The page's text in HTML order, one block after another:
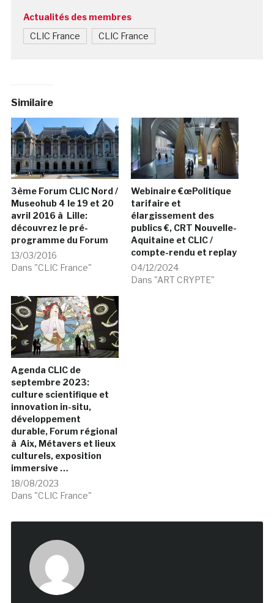
Actualités des membres
CLIC France CLIC France
Similaire
3ème Forum CLIC Nord /
Museohub 4 le 19 et 20
avril 2016 à Lille:
découvrez le pré-
programme du Forum
13/03/2016
Dans "CLIC France"
Webinaire €œPolitique
tarifaire et
élargissement des
publics €, CRT Nouvelle-
Aquitaine et CLIC /
compte-rendu et replay
04/12/2024
Dans "ART CRYPTE"
Agenda CLIC de
septembre 2023:
culture scientifique et
innovation in-situ,
développement
durable, Forum régional
à Aix, Métavers et lieux
culturels, exposition
immersive …
18/08/2023
Dans "CLIC France"